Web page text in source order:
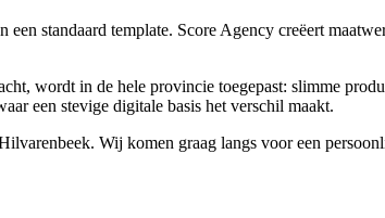
standaard template. Score Agency creëert
wordt in de hele provincie toegepast: slimme
een stevige digitale basis het verschil maakt.
Wij komen graag langs voor een